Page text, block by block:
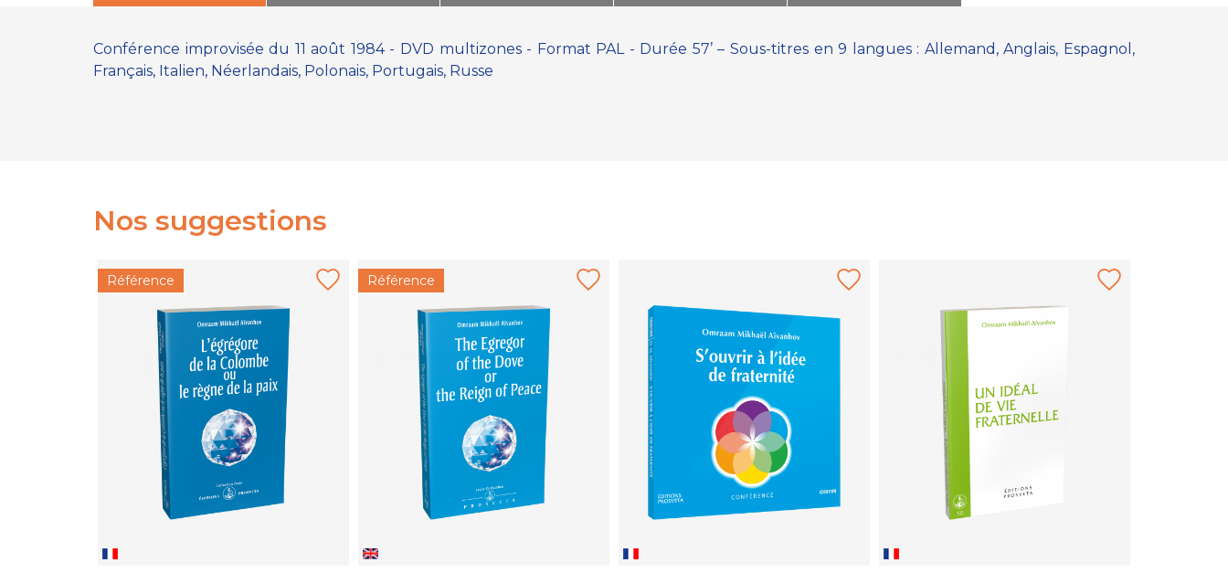
Conférence improvisée du 11 août 1984 - DVD multizones - Format PAL - Durée 57’ – Sous-titres en 9 langues : Allemand, Anglais, Espagnol,
Français, Italien, Néerlandais, Polonais, Portugais, Russe
Nos suggestions
Référence Référence